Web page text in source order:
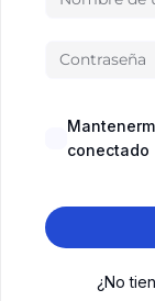
conectado
¿No